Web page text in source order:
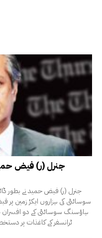
جنرل (ر) فیض
جنرل (ر) فیض حمید نے بطور
سوسائٹی کی ہزاروں ایکڑ زمین پر
ہاؤسنگ سوسائٹی کے دو افسران
ٹرانسفر کے کاغذات پر دستخط